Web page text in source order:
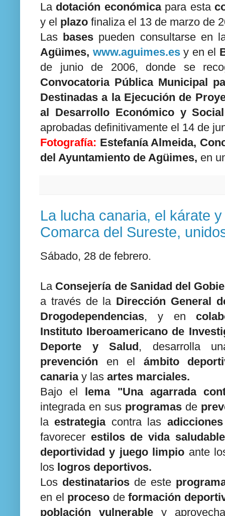
La dotación económicapara esta
y el plazo finaliza el 13 de marzo de
Las bases pueden consultarse en
Agüimes, www.aguimes.esy en el
de junio de 2006, donde se
Convocatoria Pública Municipal
Destinadas a la Ejecución de
al Desarrollo Económico y
aprobadas definitivamente el 14 de
Fotografía: Estefanía Almeida,
del Ayuntamiento de Agüimes, en
La lucha canaria, el kárate
Comarca del Sureste,
Sábado, 28 de febrero.
La Consejería de Sanidad del
a través de la Dirección General
Drogodependencias, y en
Instituto Iberoamericano de
Deporte y Salud , desarrolla
prevención en el ámbito
canariay las artes marciales.
Bajo el
lema
"Una agarrada
integrada en sus programasde
laestrategiacontra las adicciones
favorecer estilos de vida
deportividad y juego limpio ante
los logros deportivos.
Los destinatarios de este
en el proceso de formación
población vulnerabley